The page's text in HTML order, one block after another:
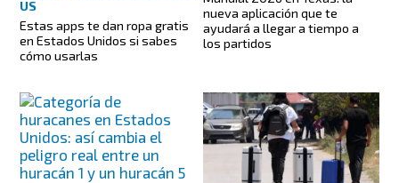
US
Estas apps te dan ropa gratis
en Estados Unidos si sabes
cómo usarlas
nueva aplicación que te
ayudará a llegar a tiempo a
los partidos